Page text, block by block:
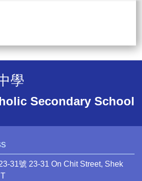
學
Secondary School
31號 23-31 On Chit Street, Shek